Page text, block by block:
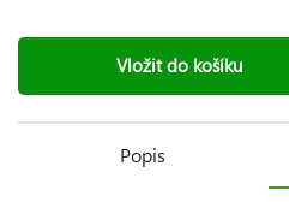
Vložit do košíku
Popis